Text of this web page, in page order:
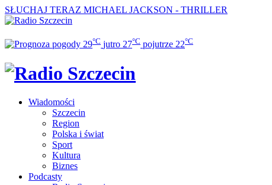
SŁUCHAJ TERAZ MICHAEL JACKSON - THRILLER
29°C jutro 27°C pojutrze 22°C
Wiadomości
Szczecin
Region
Polska i świat
Sport
Kultura
Biznes
Podcasty